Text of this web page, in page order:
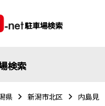
駐車場検索
検索
県 新潟市北区 内島見